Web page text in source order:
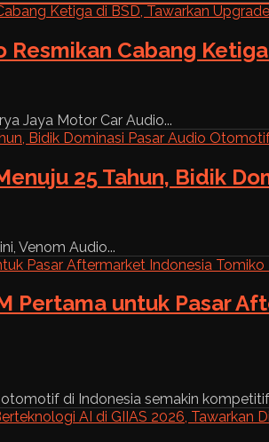
Resmikan Cabang
Jaya Motor Car Audio...
25 Tahun, Bidik
Venom Audio...
Pertama untuk Pasar
di Indonesia semakin